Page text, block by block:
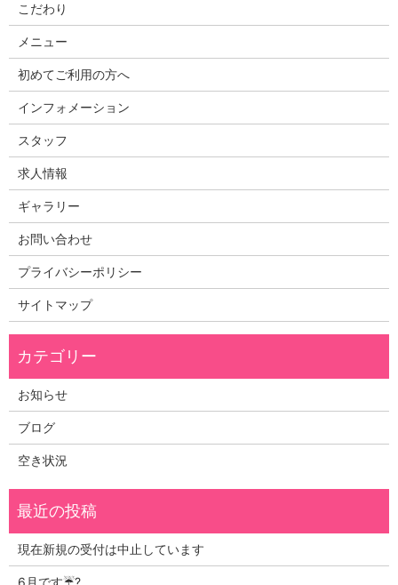
こだわり
メニュー
初めてご利用の方へ
インフォメーション
スタッフ
求人情報
ギャラリー
お問い合わせ
プライバシーポリシー
サイトマップ
お知らせ
ブログ
空き状況
現在新規の受付は中止しています